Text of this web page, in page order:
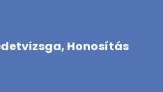
Honosítás